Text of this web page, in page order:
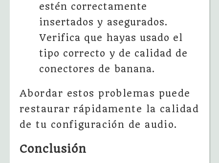
estén correctamente
insertados y asegurados.
Verifica que hayas usado el
tipo correcto y de calidad de
conectores de banana.
Abordar estos problemas puede
restaurar rápidamente la calidad
de tu configuración de audio.
Conclusión